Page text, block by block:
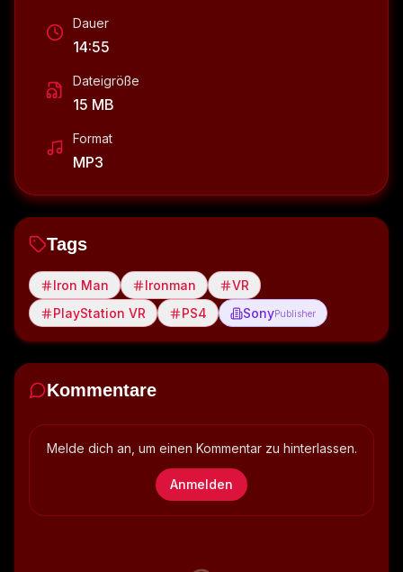
Dauer
14:55
Dateigröße
15 MB
Format
MP3
Tags
Iron Man Ironman
VR
PlayStation VR
PS4 SonyPublisher
Kommentare
Melde dich an, um einen Kommentar zu hinterlassen.
Anmelden